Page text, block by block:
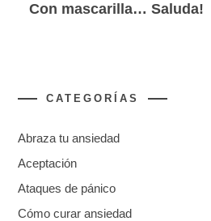
Con mascarilla… Saluda!
CATEGORÍAS
Abraza tu ansiedad
Aceptación
Ataques de pánico
Cómo curar ansiedad